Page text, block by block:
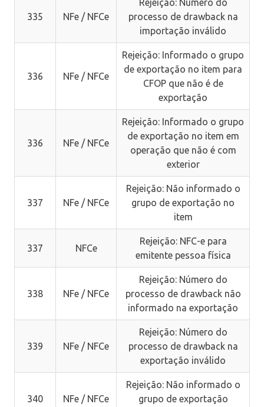
335 NFe / NFCe
Rejeição: Número do
processo de drawback na
importação inválido
336 NFe / NFCe
Rejeição: Informado o grupo
de exportação no item para
CFOP que não é de
exportação
336 NFe / NFCe
Rejeição: Informado o grupo
de exportação no item em
operação que não é com
exterior
337 NFe / NFCe
Rejeição: Não informado o
grupo de exportação no
item
337 NFCe
Rejeição: NFC-e para
emitente pessoa física
338 NFe / NFCe
Rejeição: Número do
processo de drawback não
informado na exportação
339 NFe / NFCe
Rejeição: Número do
processo de drawback na
exportação inválido
340 NFe / NFCe
Rejeição: Não informado o
grupo de exportação